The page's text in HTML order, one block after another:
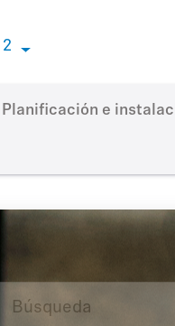
Planificación e